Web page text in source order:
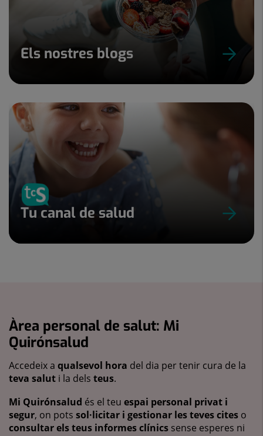
Els nostres blogs
Tu canal de salud
Àrea personal de salut: Mi
Quirónsalud
Accedeix a qualsevol hora del dia per tenir cura de la
teva salut i la dels teus.
Mi Quirónsalud és el teu espai personal privat i
segur, on pots sol·licitar i gestionar les teves cites o
consultar els teus informes clínics sense esperes ni